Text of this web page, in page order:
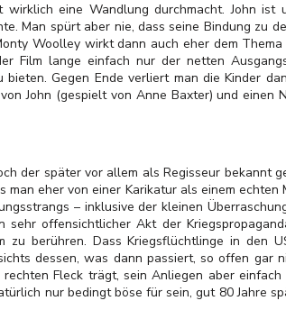
eine Wandlung durchmacht. John ist
Man spürt aber nie, dass seine Bindung zu
Woolley wirkt dann auch eher dem Thema
Film lange einfach nur der netten
Gegen Ende verliert man die Kinder
John (gespielt von Anne Baxter) und einen
der später vor allem als Regisseur bekannt
eher von einer Karikatur als einem echten
– inklusive der kleinen
offensichtlicher Akt der
berühren. Dass Kriegsflüchtlinge in den
dessen, was dann passiert, so offen gar
Fleck trägt, sein Anliegen aber
nur bedingt böse für sein, gut 80 Jahre